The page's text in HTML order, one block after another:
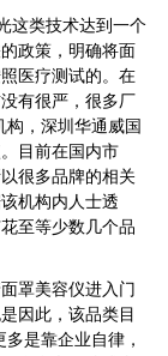
类技术达到一个
政策，明确将面
医疗测试的。在
有很严，很多厂
构，深圳华通威国
目前在国内市
很多品牌的相关
机构内人士透
至等少数几个品
罩美容仪进入门
因此，该品类目
是靠企业自律，